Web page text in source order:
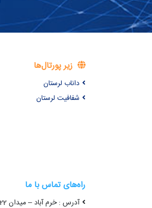
زیر پورتال‌ها
داناب لرستان
شفافیت لرستان
راه‌های تماس با ما